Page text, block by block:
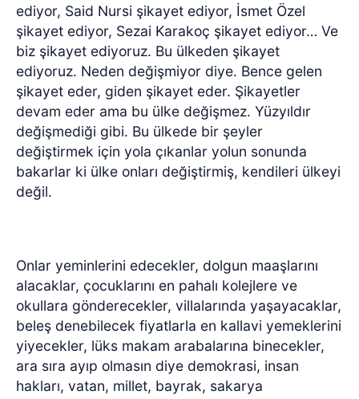
ediyor, Said Nursi şikayet ediyor, İsmet Özel
şikayet ediyor, Sezai Karakoç şikayet ediyor… Ve
biz şikayet ediyoruz. Bu ülkeden şikayet
ediyoruz. Neden değişmiyor diye. Bence gelen
şikayet eder, giden şikayet eder. Şikayetler
devam eder ama bu ülke değişmez. Yüzyıldır
değişmediği gibi. Bu ülkede bir şeyler
değiştirmek için yola çıkanlar yolun sonunda
bakarlar ki ülke onları değiştirmiş, kendileri ülkeyi
değil.
Onlar yeminlerini edecekler, dolgun maaşlarını
alacaklar, çocuklarını en pahalı kolejlere ve
okullara gönderecekler, villalarında yaşayacaklar,
beleş denebilecek fiyatlarla en kallavi yemeklerini
yiyecekler, lüks makam arabalarına binecekler,
ara sıra ayıp olmasın diye demokrasi, insan
hakları, vatan, millet, bayrak, sakarya